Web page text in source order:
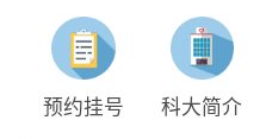
太原科大
预约挂号 科大简介